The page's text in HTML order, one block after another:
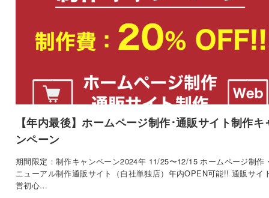
【年内最後】ホームページ制作･通販サイト制作キ
ンペーン
期間限定：制作キャンペーン2024年 11/25〜12/15 ホームページ制作
ニューアル制作通販サイト（自社単独店）年内OPEN可能!! 通販サイ
営初心…